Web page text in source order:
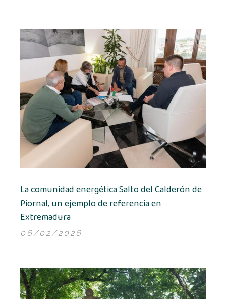
La comunidad energética Salto del Calderón de
Piornal, un ejemplo de referencia en
Extremadura
06/02/2026